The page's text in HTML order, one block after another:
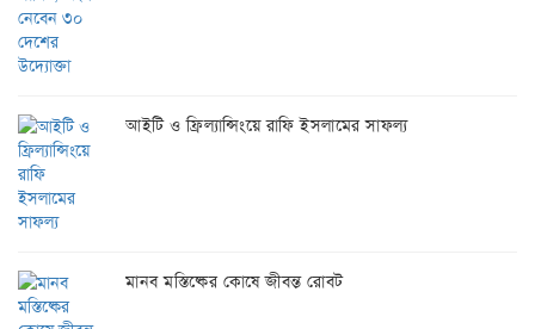
আইটি ও ফ্রিল্যান্সিংয়ে রাফি ইসলামের সাফল্য
মানব মস্তিষ্কের কোষে জীবন্ত রোবট